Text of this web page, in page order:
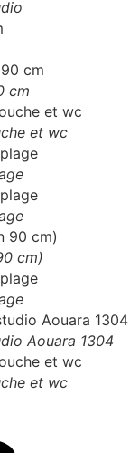
cm
et wc
cm)
Aouara 1304
et wc